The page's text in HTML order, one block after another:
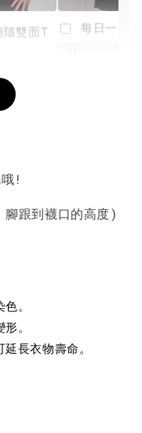
隨雙面T
-
每日一笑
!
腳跟到襪口的高度)
。
。
長衣物壽命。